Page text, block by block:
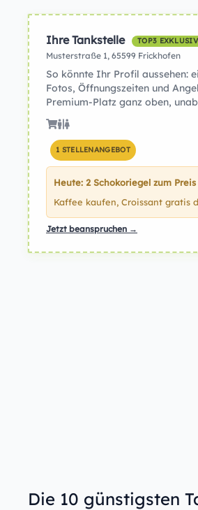
Ihre Tankstelle TOP3 EXKLUSIV
Musterstraße 1, 65599 Frickhofen
So könnte Ihr Profil aussehen:
Fotos, Öffnungszeiten und
Premium-Platz ganz oben,
1 STELLENANGEBOT
Heute: 2 Schokoriegel zum
Kaffee kaufen, Croissant gratis
Jetzt beanspruchen →
Die 10 günstigsten